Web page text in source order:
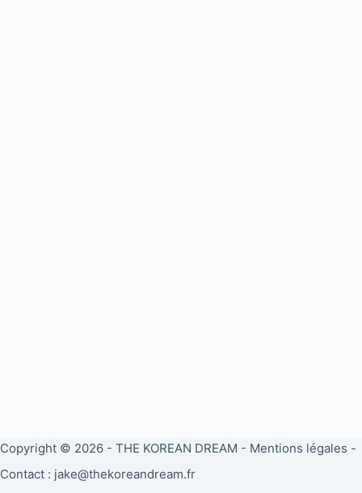
Copyright © 2026 - THE KOREAN DREAM - Mentions légales -
Contact : jake@thekoreandream.fr